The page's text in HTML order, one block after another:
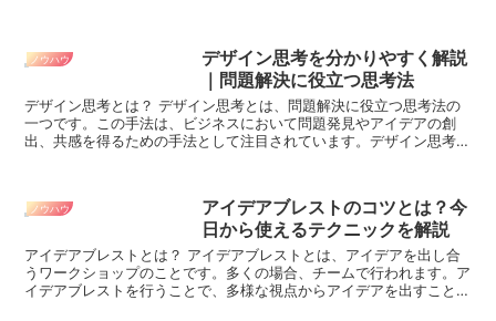
ノウハウ
デザイン思考を分かりやすく解説
｜問題解決に役立つ思考法
デザイン思考とは？ デザイン思考とは、問題解決に役立つ思考法の
一つです。この手法は、ビジネスにおいて問題発見やアイデアの創
出、共感を得るための手法として注目されています。デザイン思考は
ノウハウ
アイデアブレストのコツとは？今
日から使えるテクニックを解説
アイデアブレストとは？ アイデアブレストとは、アイデアを出し合
うワークショップのことです。多くの場合、チームで行われます。ア
イデアブレストを行うことで、多様な視点からアイデアを出すことが